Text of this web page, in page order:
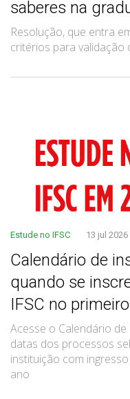
saberes na
Resolução, que entra
critérios para
Estude no IFSC 13 jul 2026
Calendário de
quando se
IFSC no
Acesse o Calendário
datas dos processos
instituição com
ano